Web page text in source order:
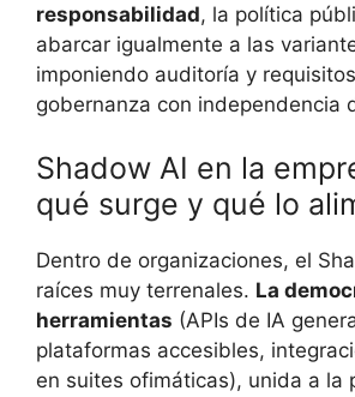
responsabilidad, la política
abarcar igualmente a las
imponiendo auditoría y
gobernanza con independencia
Shadow AI en la
qué surge y qué lo
Dentro de organizaciones, el
raíces muy terrenales. La
herramientas (APIs de IA
plataformas accesibles,
en suites ofimáticas), unida a la